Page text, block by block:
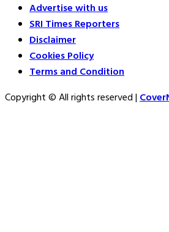
Advertise with us
SRI Times Reporters
Disclaimer
Cookies Policy
Terms and Condition
Copyright © All rights reserved|